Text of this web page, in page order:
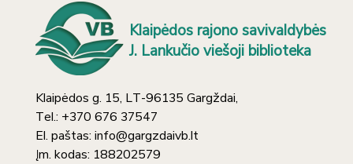
Klaipėdos rajono savivaldybės
J. Lankučio viešoji biblioteka
Klaipėdos g. 15, LT-96135 Gargždai,
Tel.: +370 676 37547
El. paštas: info@gargzdaivb.lt
Įm. kodas: 188202579